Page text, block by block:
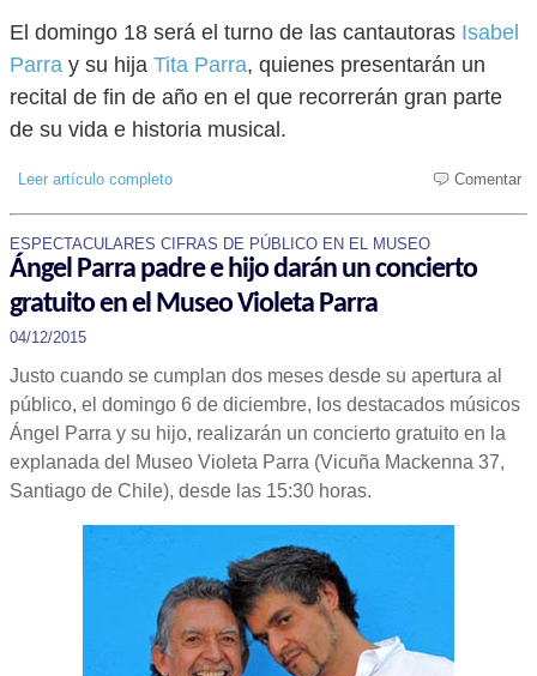
El domingo 18 será el turno de las cantautoras Isabel
Parra y su hija Tita Parra, quienes presentarán un
recital de fin de año en el que recorrerán gran parte
de su vida e historia musical.
Leer artículo completo Comentar
ESPECTACULARES CIFRAS DE PÚBLICO EN EL MUSEO
Ángel Parra padre e hijo darán un concierto
gratuito en el Museo Violeta Parra
04/12/2015
Justo cuando se cumplan dos meses desde su apertura al
público, el domingo 6 de diciembre, los destacados músicos
Ángel Parra y su hijo, realizarán un concierto gratuito en la
explanada del Museo Violeta Parra (Vicuña Mackenna 37,
Santiago de Chile), desde las 15:30 horas.